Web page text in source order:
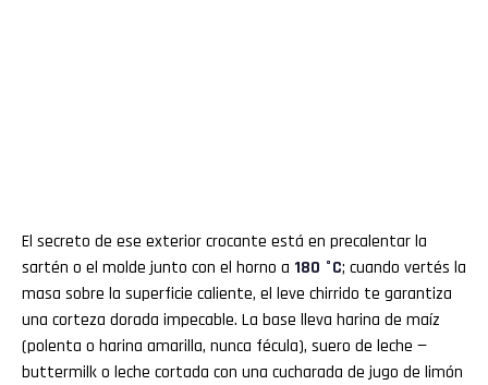
El secreto de ese exterior crocante está en precalentar la
sartén o el molde junto con el horno a 180 °C; cuando vertés la
masa sobre la superficie caliente, el leve chirrido te garantiza
una corteza dorada impecable. La base lleva harina de maíz
(polenta o harina amarilla, nunca fécula), suero de leche —
buttermilk o leche cortada con una cucharada de jugo de limón